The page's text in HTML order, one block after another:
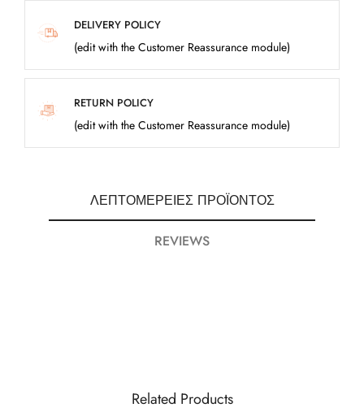
DELIVERY POLICY
(edit with the Customer Reassurance module)
RETURN POLICY
(edit with the Customer Reassurance module)
ΛΕΠΤΟΜΈΡΕΙΕΣ ΠΡΟΪΌΝΤΟΣ
REVIEWS
Related Products